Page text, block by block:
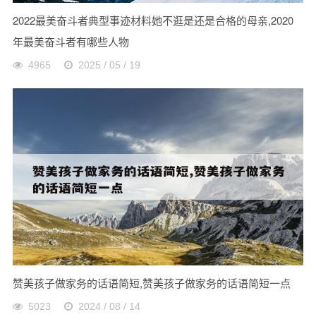
2022最美奋斗者典型事迹材料她不逛是还是合格的母亲,2020
年最美奋斗者有哪些人物
4965 2025 / 05 / 19
赞美孩子做家务的话语简短,赞美孩子做家务的话语简短一点
5023 2024 / 08 / 14